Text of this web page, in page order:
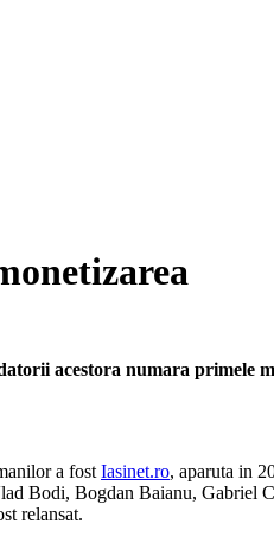
acestora numara primele
a fost Iasinet.ro, aparuta in
Bodi, Bogdan Baianu, Gabriel
relansat.